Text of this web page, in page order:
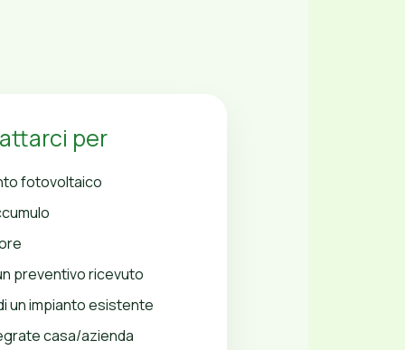
per
fotovoltaico
preventivo ricevuto
un impianto esistente
casa/azienda